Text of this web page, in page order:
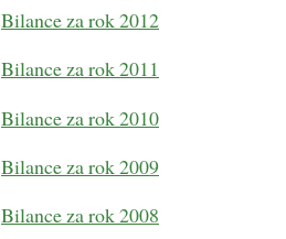
Bilance za rok 2012
Bilance za rok 2011
Bilance za rok 2010
Bilance za rok 2009
Bilance za rok 2008